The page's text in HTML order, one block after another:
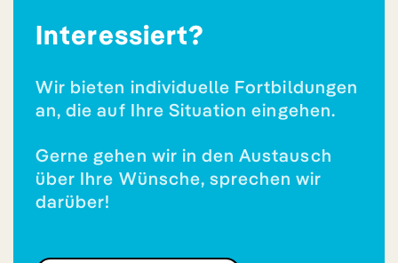
Interessiert?
Wir bieten individuelle Fortbildungen
an, die auf Ihre Situation eingehen.
Gerne gehen wir in den Austausch
über Ihre Wünsche, sprechen wir
darüber!